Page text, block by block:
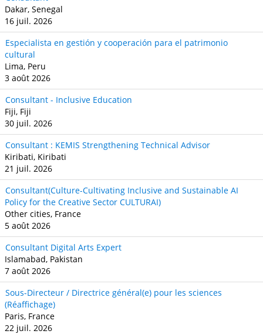
Dakar, Senegal
16 juil. 2026
Especialista en gestión y cooperación para el patrimonio
cultural
Lima, Peru
3 août 2026
Consultant - Inclusive Education
Fiji, Fiji
30 juil. 2026
Consultant : KEMIS Strengthening Technical Advisor
Kiribati, Kiribati
21 juil. 2026
Consultant(Culture-Cultivating Inclusive and Sustainable AI
Policy for the Creative Sector CULTURAI)
Other cities, France
5 août 2026
Consultant Digital Arts Expert
Islamabad, Pakistan
7 août 2026
Sous-Directeur / Directrice général(e) pour les sciences
(Réaffichage)
Paris, France
22 juil. 2026